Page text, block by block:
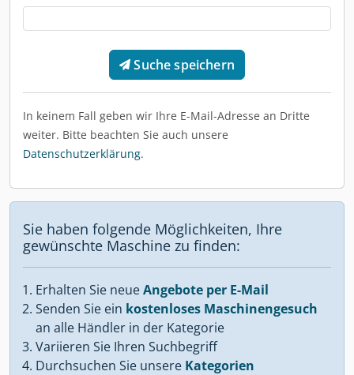
Suche speichern
In keinem Fall geben wir Ihre E-Mail-Adresse an Dritte
weiter. Bitte beachten Sie auch unsere
Datenschutzerklärung.
Sie haben folgende Möglichkeiten, Ihre
gewünschte Maschine zu finden:
Erhalten Sie neueAngebote per E-Mail
Senden Sie ein kostenloses Maschinengesuch
an alle Händler in der Kategorie
Variieren Sie Ihren Suchbegriff
Durchsuchen Sie unsere Kategorien